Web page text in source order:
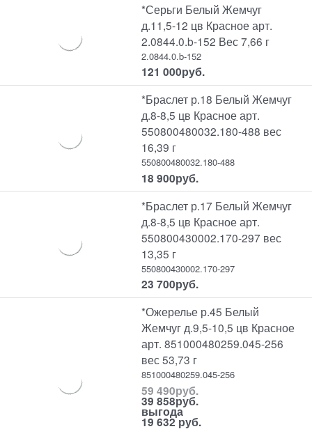
*Серьги Белый Жемчуг
д.11,5-12 цв Красное арт.
2.0844.0.b-152 Вес 7,66 г
2.0844.0.b-152
121 000руб.
*Браслет р.18 Белый Жемчуг
д.8-8,5 цв Красное арт.
550800480032.180-488 вес
16,39 г
550800480032.180-488
18 900руб.
*Браслет р.17 Белый Жемчуг
д.8-8,5 цв Красное арт.
550800430002.170-297 вес
13,35 г
550800430002.170-297
23 700руб.
*Ожерелье р.45 Белый
Жемчуг д.9,5-10,5 цв Красное
арт. 851000480259.045-256
вес 53,73 г
851000480259.045-256
59 490руб.
39 858руб.
выгода
19 632 руб.